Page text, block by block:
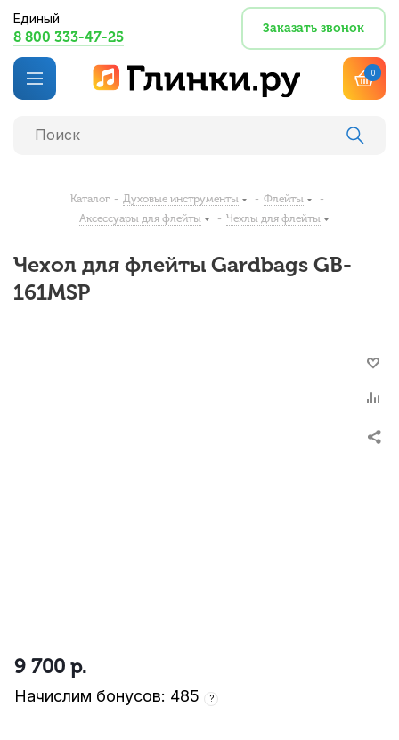
Единый
8 800 333-47-25
Заказать звонок
0
Каталог - Духовые инструменты - Флейты
-
Аксессуары для флейты
- Чехлы для флейты
Чехол для флейты Gardbags GB-
161MSP
9 700 р.
Начислим бонусов: 485 ?